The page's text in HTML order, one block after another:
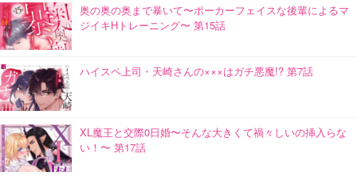
奥の奥の奥まで暴いて〜ポーカーフェイスな後輩によるマ
ジイキHトレーニング〜 第15話
ハイスペ上司・天崎さんの×××はガチ悪魔!? 第7話
XL魔王と交際0日婚〜そんな大きくて禍々しいの挿入らな
い！〜 第17話